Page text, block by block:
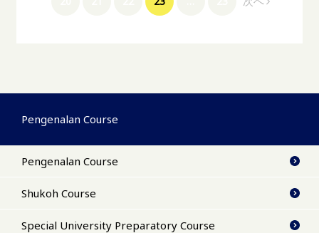
Pengenalan Course
Pengenalan Course
Shukoh Course
Special University Preparatory Course